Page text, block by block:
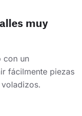
muy
con un
fácilmente piezas